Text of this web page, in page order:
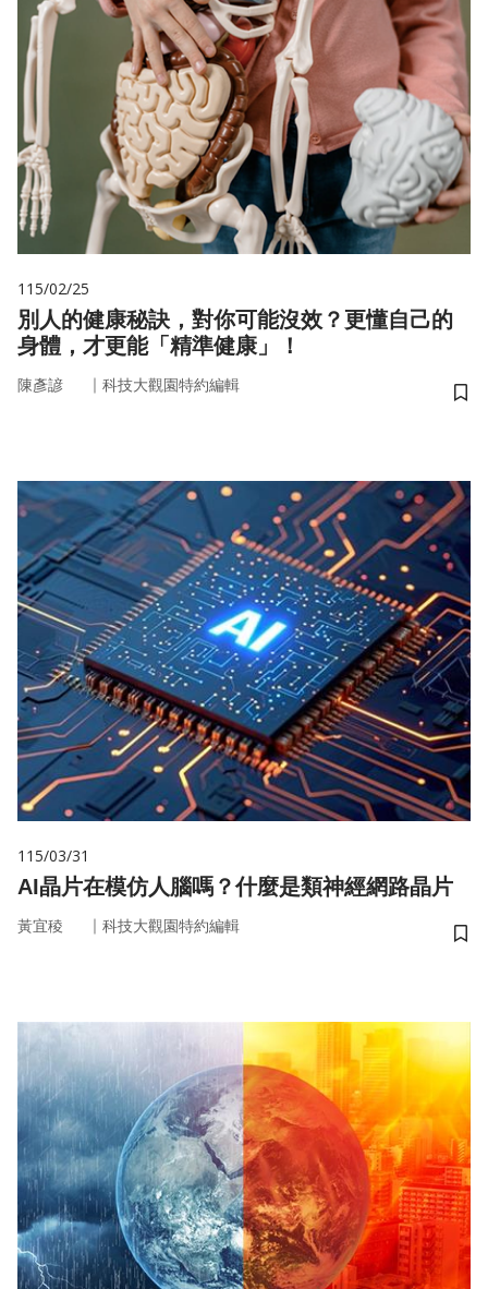
115/02/25
別人的健康秘訣，對你可能沒效？更懂自己的
身體，才更能「精準健康」！
陳彥諺 ｜ 科技大觀園特約編輯
儲
115/03/31
AI晶片在模仿人腦嗎？什麼是類神經網路晶片
黃宜稜 ｜ 科技大觀園特約編輯
儲